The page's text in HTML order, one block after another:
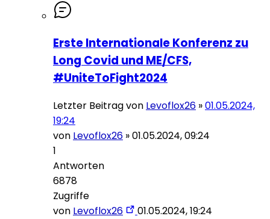
Erste Internationale Konferenz zu
Long Covid und ME/CFS,
#UniteToFight2024
Letzter Beitrag von Levoflox26 »01.05.2024,
19:24
von Levoflox26 »01.05.2024, 09:24
1
Antworten
6878
Zugriffe
von Levoflox26 01.05.2024, 19:24